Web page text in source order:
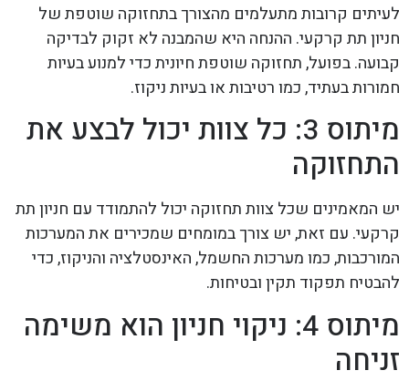
לעיתים קרובות מתעלמים מהצורך בתחזוקה שוטפת של
חניון תת קרקעי. ההנחה היא שהמבנה לא זקוק לבדיקה
קבועה. בפועל, תחזוקה שוטפת חיונית כדי למנוע בעיות
חמורות בעתיד, כמו רטיבות או בעיות ניקוז.
מיתוס 3: כל צוות יכול לבצע את
התחזוקה
יש המאמינים שכל צוות תחזוקה יכול להתמודד עם חניון תת
קרקעי. עם זאת, יש צורך במומחים שמכירים את המערכות
המורכבות, כמו מערכות החשמל, האינסטלציה והניקוז, כדי
להבטיח תפקוד תקין ובטיחות.
מיתוס 4: ניקוי חניון הוא משימה
זניחה